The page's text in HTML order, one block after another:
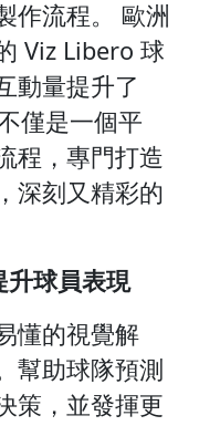
作流程。 歐洲
Viz Libero 球
動量提升了
僅是一個平
程，專門打造
深刻又精彩的
升球員表現
懂的視覺解
幫助球隊預測
策，並發揮更